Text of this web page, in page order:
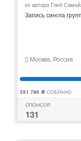
от автора Глеб
Запись сингла
Москва, Россия
351 786 c СОБРАНО
СПОНСОР
131